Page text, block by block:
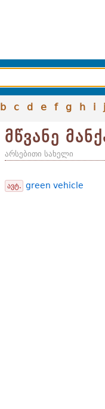
b c d e f g h i j
მწვანე
არსებითი სახელი
ავტ. green vehicle